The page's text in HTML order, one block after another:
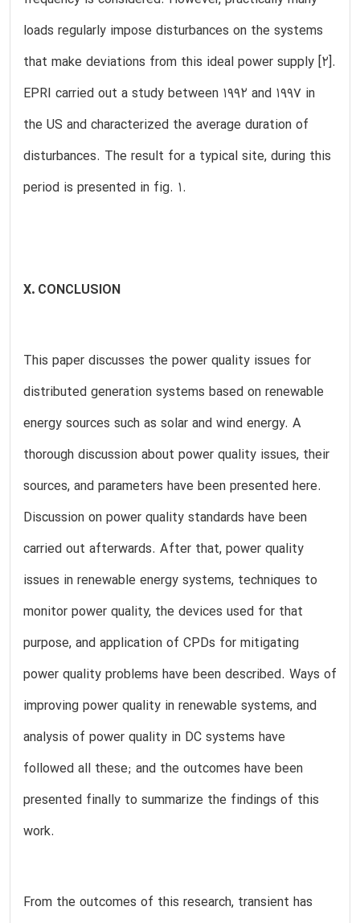
loads regularly impose disturbances on the systems
that make deviations from this ideal power supply [2].
EPRI carried out a study between 1992 and 1997 in
the US and characterized the average duration of
disturbances. The result for a typical site, during this
period is presented in fig. 1.
X. CONCLUSION
This paper discusses the power quality issues for
distributed generation systems based on renewable
energy sources such as solar and wind energy. A
thorough discussion about power quality issues, their
sources, and parameters have been presented here.
Discussion on power quality standards have been
carried out afterwards. After that, power quality
issues in renewable energy systems, techniques to
monitor power quality, the devices used for that
purpose, and application of CPDs for mitigating
power quality problems have been described. Ways of
improving power quality in renewable systems, and
analysis of power quality in DC systems have
followed all these; and the outcomes have been
presented finally to summarize the findings of this
work.
From the outcomes of this research, transient has